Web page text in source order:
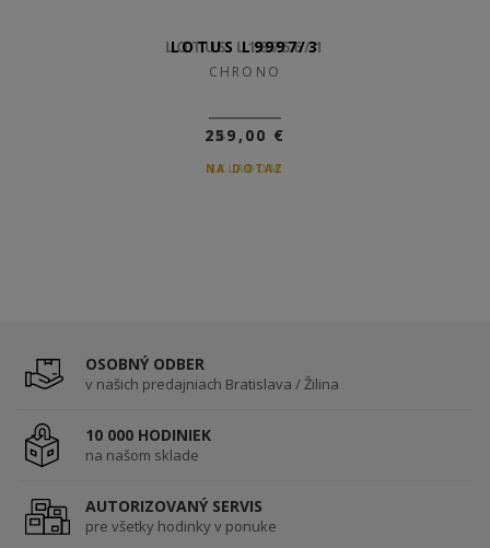
LOTUS L18756/1
CHRONO
149,00 €
SKLADOM
LOTUS L9997/3
CHRONO
259,00 €
NA DOTAZ
OSOBNÝ ODBER
v našich predajniach Bratislava / Žilina
10 000 HODINIEK
na našom sklade
AUTORIZOVANÝ SERVIS
pre všetky hodinky v ponuke